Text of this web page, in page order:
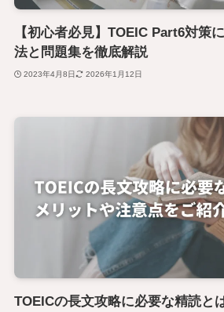
【初心者必見】TOEIC Part6対策
法と問題集を徹底解説
2023年4月8日 2026年1月12日
TOEICの長文攻略に必要な精読と